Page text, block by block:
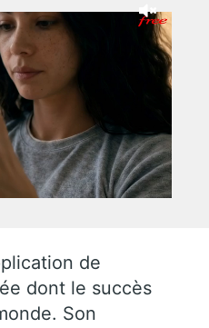
de
dont le succès
Son